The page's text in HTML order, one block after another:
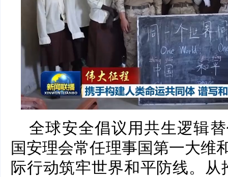
全球安全倡议用共生逻辑
国安理会常任理事国第一大维
际行动筑牢世界和平防线。